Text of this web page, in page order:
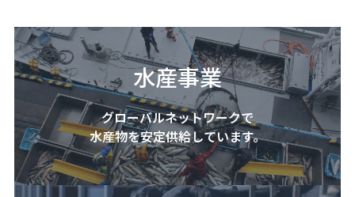
水産事業
グローバルネットワークで
水産物を安定供給しています。